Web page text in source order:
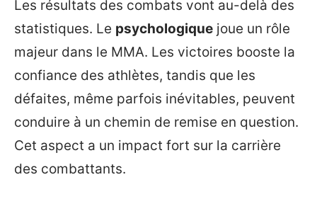
Les résultats des combats vont au-delà des
statistiques. Le psychologique joue un rôle
majeur dans le MMA. Les victoires booste la
confiance des athlètes, tandis que les
défaites, même parfois inévitables, peuvent
conduire à un chemin de remise en question.
Cet aspect a un impact fort sur la carrière
des combattants.